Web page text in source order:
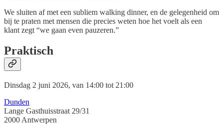
We sluiten af met een subliem walking dinner, en de gelegenheid om
bij te praten met mensen die precies weten hoe het voelt als een
klant zegt “we gaan even pauzeren.”
Praktisch
Dinsdag 2 juni 2026, van 14:00 tot 21:00
Dunden
Lange Gasthuisstraat 29/31
2000 Antwerpen